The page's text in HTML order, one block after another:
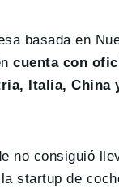
basada en
cuenta con
Italia, China
no consiguió
startup de